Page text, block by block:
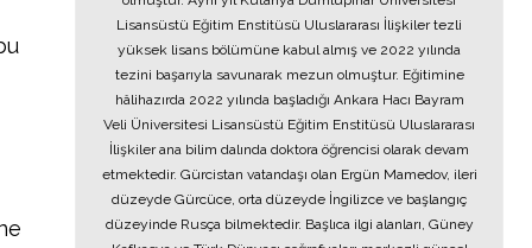
Lisansüstü Eğitim Enstitüsü Uluslararası İlişkiler tezli
yüksek lisans bölümüne kabul almış ve 2022 yılında
tezini başarıyla savunarak mezun olmuştur. Eğitimine
hâlihazırda 2022 yılında başladığı Ankara Hacı Bayram
Veli Üniversitesi Lisansüstü Eğitim Enstitüsü Uluslararası
İlişkiler ana bilim dalında doktora öğrencisi olarak devam
etmektedir. Gürcistan vatandaşı olan Ergün Mamedov, ileri
düzeyde Gürcüce, orta düzeyde İngilizce ve başlangıç
düzeyinde Rusça bilmektedir. Başlıca ilgi alanları, Güney